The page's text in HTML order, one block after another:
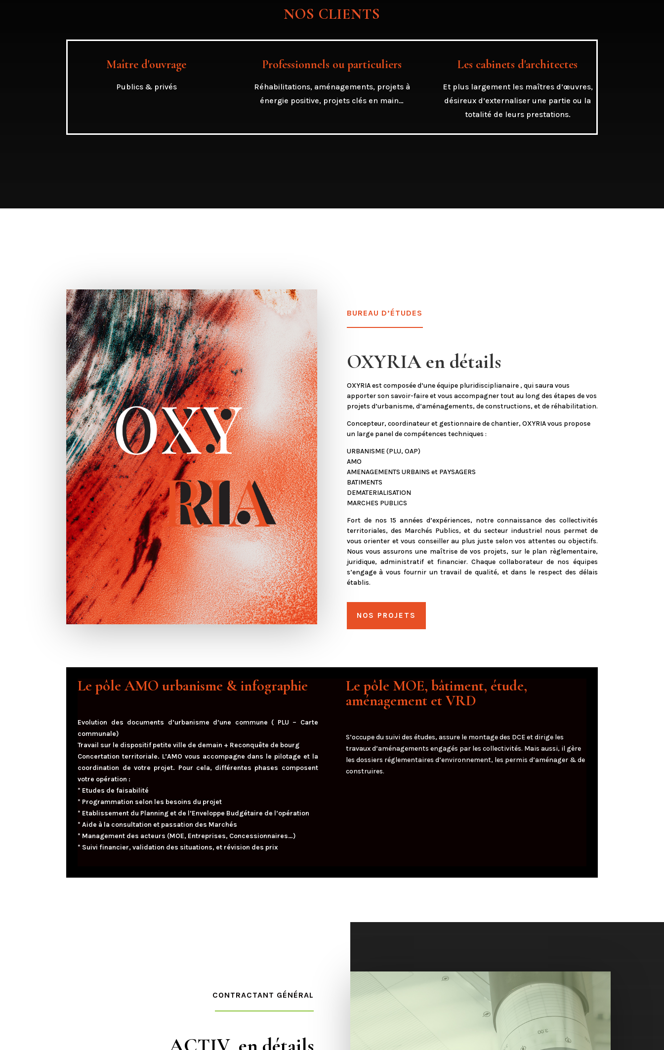
NOS CLIENTS
Maître d'ouvrage
Publics & privés
Professionnels ou particuliers
Réhabilitations, aménagements, projets à
énergie positive, projets clés en main…
Les cabinets d'architectes
Et plus largement les maîtres d’œuvres,
désireux d’externaliser une partie ou la
totalité de leurs prestations.
BUREAU D’ÉTUDES
OXYRIA en détails
OXYRIA est composée d’une équipe pluridisciplianaire , qui saura vous
apporter son savoir-faire et vous accompagner tout au long des étapes de vos
projets d’urbanisme, d’aménagements, de constructions, et de réhabilitation.
Concepteur, coordinateur et gestionnaire de chantier, OXYRIA vous propose
un large panel de compétences techniques :
URBANISME (PLU, OAP)
AMO
AMENAGEMENTS URBAINS et PAYSAGERS
BATIMENTS
DEMATERIALISATION
MARCHES PUBLICS
Fort de nos 15 années d’expériences, notre connaissance des collectivités
territoriales, des Marchés Publics, et du secteur industriel nous permet de
vous orienter et vous conseiller au plus juste selon vos attentes ou objectifs.
Nous vous assurons une maîtrise de vos projets, sur le plan règlementaire,
juridique, administratif et financier. Chaque collaborateur de nos équipes
s’engage à vous fournir un travail de qualité, et dans le respect des délais
établis.
NOS PROJETS
Le pôle AMO urbanisme & infographie
Evolution des documents d’urbanisme d’une commune ( PLU – Carte
communale)
Travail sur le dispositif petite ville de demain + Reconquête de bourg
Concertation territoriale. L’AMO vous accompagne dans le pilotage et la
coordination de votre projet. Pour cela, différentes phases composent
votre opération :
* Etudes de faisabilité
* Programmation selon les besoins du projet
* Etablissement du Planning et de l’Enveloppe Budgétaire de l’opération
* Aide à la consultation et passation des Marchés
* Management des acteurs (MOE, Entreprises, Concessionnaires…)
* Suivi financier, validation des situations, et révision des prix
Le pôle MOE, bâtiment, étude,
aménagement et VRD
S’occupe du suivi des études, assure le montage des DCE et dirige les
travaux d’aménagements engagés par les collectivités. Mais aussi, il gère
les dossiers réglementaires d’environnement, les permis d’aménager & de
construires.
CONTRACTANT GÉNÉRAL